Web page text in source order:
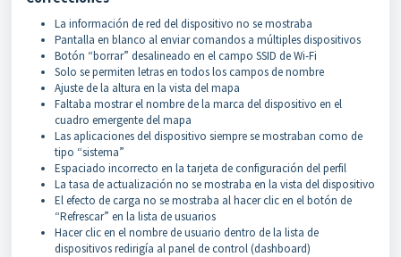
La información de red del dispositivo no se mostraba
Pantalla en blanco al enviar comandos a múltiples dispositivos
Botón “borrar” desalineado en el campo SSID de Wi-Fi
Solo se permiten letras en todos los campos de nombre
Ajuste de la altura en la vista del mapa
Faltaba mostrar el nombre de la marca del dispositivo en el
cuadro emergente del mapa
Las aplicaciones del dispositivo siempre se mostraban como de
tipo “sistema”
Espaciado incorrecto en la tarjeta de configuración del perfil
La tasa de actualización no se mostraba en la vista del dispositivo
El efecto de carga no se mostraba al hacer clic en el botón de
“Refrescar” en la lista de usuarios
Hacer clic en el nombre de usuario dentro de la lista de
dispositivos redirigía al panel de control (dashboard)